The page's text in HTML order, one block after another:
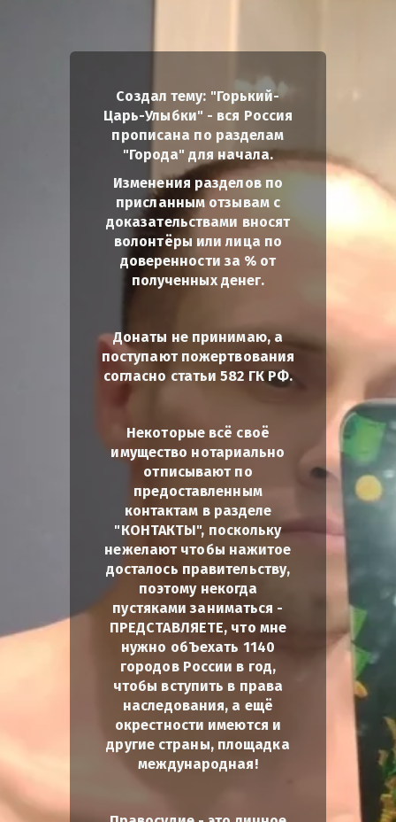
Создал тему: "Горький-
Царь-Улыбки" - вся Россия
прописана по разделам
"Города" для начала.
Изменения разделов по
присланным отзывам с
доказательствами вносят
волонтёры или лица по
доверенности за % от
полученных денег.
Донаты не принимаю, а
поступают пожертвования
согласно статьи 582 ГК РФ.
Некоторые всё своё
имущество нотариально
отписывают по
предоставленным
контактам в разделе
"КОНТАКТЫ", поскольку
нежелают чтобы нажитое
досталось правительству,
поэтому некогда
пустяками заниматься -
ПРЕДСТАВЛЯЕТЕ, что мне
нужно обЪехать 1140
городов России в год,
чтобы вступить в права
наследования, а ещё
окрестности имеются и
другие страны, площадка
международная!